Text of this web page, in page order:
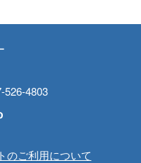
526-4803
のご利用について